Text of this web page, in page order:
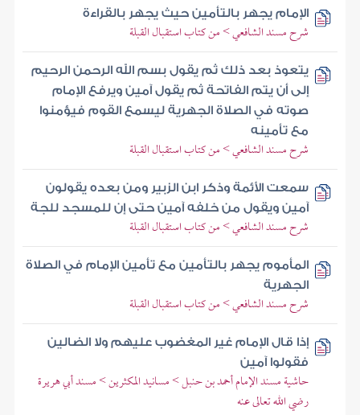
الإمام يجهر بالتأمين حيث يجهر بالقراءة
شرح مسند الشافعي > من كتاب استقبال القبلة
يتعوذ بعد ذلك ثم يقول بسم الله الرحمن الرحيم
إلى أن يتم الفاتحة ثم يقول آمين ويرفع الإمام
صوته في الصلاة الجهرية ليسمع القوم فيؤمنوا
مع تأمينه
شرح مسند الشافعي > من كتاب استقبال القبلة
سمعت الأئمة وذكر ابن الزبير ومن بعده يقولون
آمين ويقول من خلفه آمين حتى إن للمسجد للجة
شرح مسند الشافعي > من كتاب استقبال القبلة
المأموم يجهر بالتأمين مع تأمين الإمام في الصلاة
الجهرية
شرح مسند الشافعي > من كتاب استقبال القبلة
إذا قال الإمام غير المغضوب عليهم ولا الضالين
فقولوا آمين
حاشية مسند الإمام أحمد بن حنبل > مسانيد المكثرين > مسند أبي هريرة
رضي الله تعالى عنه